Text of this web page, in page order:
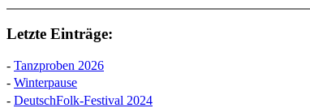
Letzte Einträge:
- Tanzproben 2026
- Winterpause
- DeutschFolk-Festival 2024